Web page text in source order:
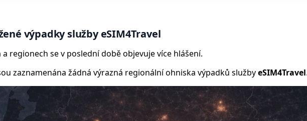
výpadky služby eSIM4Travel
regionech se v poslední době objevuje více hlášení.
zaznamenána žádná výrazná regionální ohniska výpadků službyeSIM4Travel